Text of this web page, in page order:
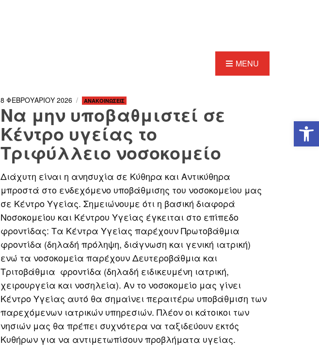
Ανοίξτε τη γραμμή εργαλείων
MENU
8 ΦΕΒΡΟΥΑΡΙΟΥ 2026 ΑΝΑΚΟΙΝΩΣΕΙΣ
Να μην υποβαθμιστεί σε
Κέντρο υγείας το
Τριφύλλειο νοσοκομείο
Διάχυτη είναι η ανησυχία σε Κύθηρα και Αντικύθηρα
μπροστά στο ενδεχόμενο υποβάθμισης του νοσοκομείου μας
σε Κέντρο Υγείας. Σημειώνουμε ότι η βασική διαφορά
Νοσοκομείου και Κέντρου Υγείας έγκειται στο επίπεδο
φροντίδας: Τα Κέντρα Υγείας παρέχουν Πρωτοβάθμια
φροντίδα (δηλαδή πρόληψη, διάγνωση και γενική ιατρική)
ενώ τα νοσοκομεία παρέχουν Δευτεροβάθμια και
Τριτοβάθμια φροντίδα (δηλαδή ειδικευμένη ιατρική,
χειρουργεία και νοσηλεία). Αν το νοσοκομείο μας γίνει
Κέντρο Υγείας αυτό θα σημαίνει περαιτέρω υποβάθμιση των
παρεχόμενων ιατρικών υπηρεσιών. Πλέον οι κάτοικοι των
νησιών μας θα πρέπει συχνότερα να ταξιδεύουν εκτός
Κυθήρων για να αντιμετωπίσουν προβλήματα υγείας.